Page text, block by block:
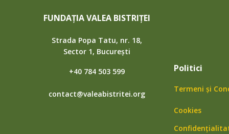
FUNDAȚIA VALEA BISTRIȚEI
Strada Popa Tatu, nr. 18,
Sector 1, București
+40 784 503 599
contact@valeabistritei.org
Politici
Termeni și
Cookies